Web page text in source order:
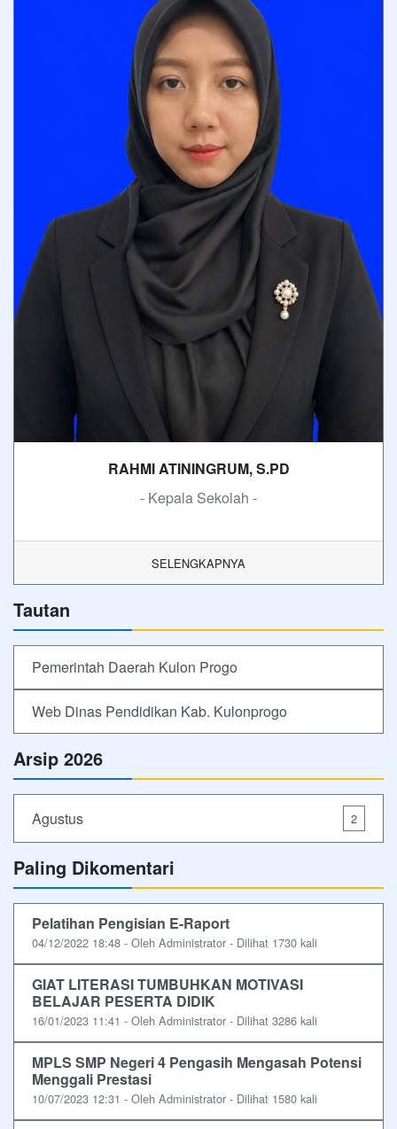
RAHMI ATININGRUM, S.PD
- Kepala Sekolah -
SELENGKAPNYA
Tautan
Pemerintah Daerah Kulon Progo
Web Dinas Pendidikan Kab. Kulonprogo
Arsip 2026
Agustus 2
Paling Dikomentari
Pelatihan Pengisian E-Raport
04/12/2022 18:48 - Oleh Administrator - Dilihat 1730 kali
GIAT LITERASI TUMBUHKAN MOTIVASI
BELAJAR PESERTA DIDIK
16/01/2023 11:41 - Oleh Administrator - Dilihat 3286 kali
MPLS SMP Negeri 4 Pengasih Mengasah Potensi
Menggali Prestasi
10/07/2023 12:31 - Oleh Administrator - Dilihat 1580 kali